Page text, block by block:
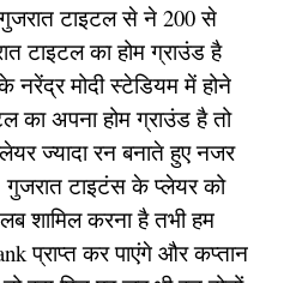
टाइटल से ने 200 से
टाइटल का होम ग्राउंड है
नरेंद्र मोदी स्टेडियम में होने
का अपना होम ग्राउंड है तो
ज्यादा रन बनाते हुए नजर
टाइटंस के प्लेयर को
शामिल करना है तभी हम
प्राप्त कर पाएंगे और कप्तान